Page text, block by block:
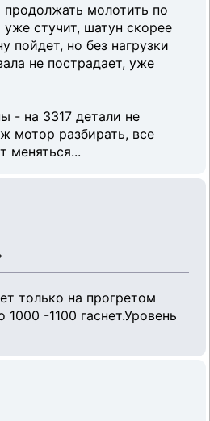
молотить по
стучит, шатун скорее
пойдет, но без нагрузки
не пострадает, уже
- на 3317 детали не
мотор разбирать, все
меняться...
только на прогретом
-1100 гаснет.Уровень